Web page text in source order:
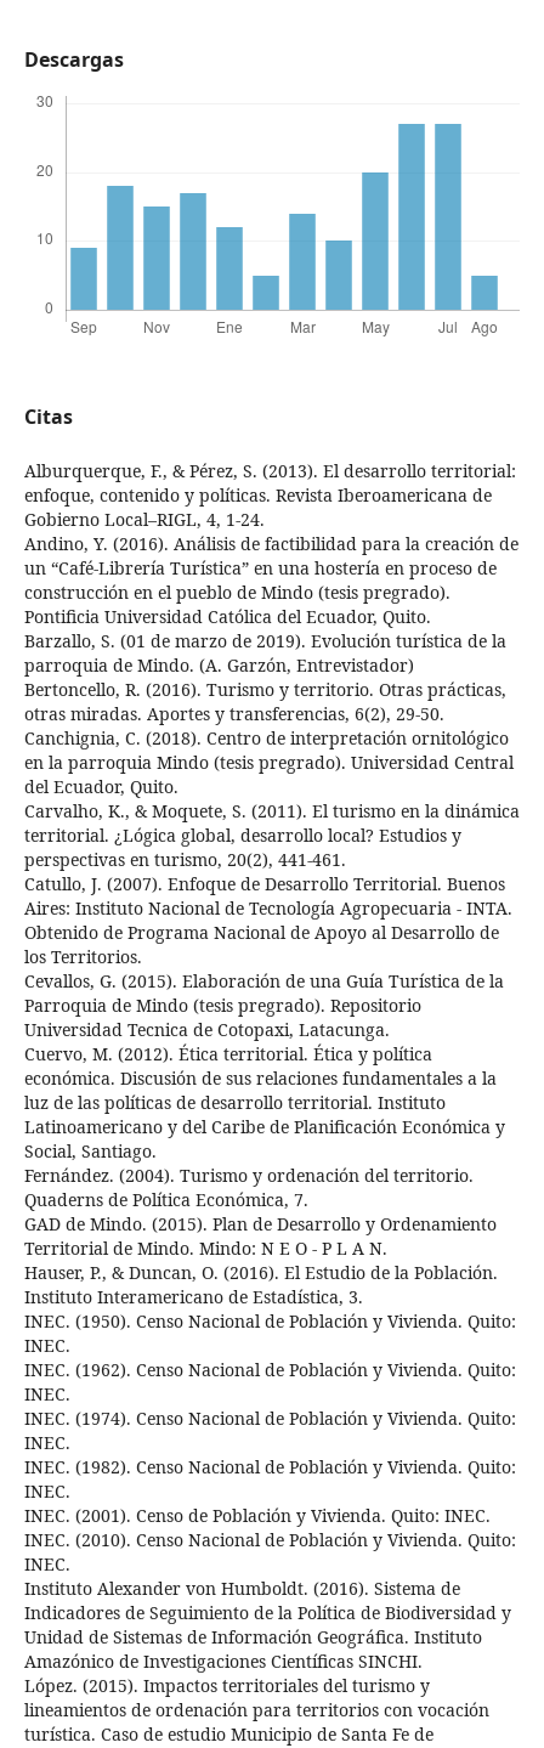
Descargas
Citas
Alburquerque, F., & Pérez, S. (2013). El desarrollo territorial:
enfoque, contenido y políticas. Revista Iberoamericana de
Gobierno Local–RIGL, 4, 1-24.
Andino, Y. (2016). Análisis de factibilidad para la creación de
un “Café-Librería Turística” en una hostería en proceso de
construcción en el pueblo de Mindo (tesis pregrado).
Pontificia Universidad Católica del Ecuador, Quito.
Barzallo, S. (01 de marzo de 2019). Evolución turística de la
parroquia de Mindo. (A. Garzón, Entrevistador)
Bertoncello, R. (2016). Turismo y territorio. Otras prácticas,
otras miradas. Aportes y transferencias, 6(2), 29-50.
Canchignia, C. (2018). Centro de interpretación ornitológico
en la parroquia Mindo (tesis pregrado). Universidad Central
del Ecuador, Quito.
Carvalho, K., & Moquete, S. (2011). El turismo en la dinámica
territorial. ¿Lógica global, desarrollo local? Estudios y
perspectivas en turismo, 20(2), 441-461.
Catullo, J. (2007). Enfoque de Desarrollo Territorial. Buenos
Aires: Instituto Nacional de Tecnología Agropecuaria - INTA.
Obtenido de Programa Nacional de Apoyo al Desarrollo de
los Territorios.
Cevallos, G. (2015). Elaboración de una Guía Turística de la
Parroquia de Mindo (tesis pregrado). Repositorio
Universidad Tecnica de Cotopaxi, Latacunga.
Cuervo, M. (2012). Ética territorial. Ética y política
económica. Discusión de sus relaciones fundamentales a la
luz de las políticas de desarrollo territorial. Instituto
Latinoamericano y del Caribe de Planificación Económica y
Social, Santiago.
Fernández. (2004). Turismo y ordenación del territorio.
Quaderns de Política Económica, 7.
GAD de Mindo. (2015). Plan de Desarrollo y Ordenamiento
Territorial de Mindo. Mindo: N E O - P L A N.
Hauser, P., & Duncan, O. (2016). El Estudio de la Población.
Instituto Interamericano de Estadística, 3.
INEC. (1950). Censo Nacional de Población y Vivienda. Quito:
INEC.
INEC. (1962). Censo Nacional de Población y Vivienda. Quito:
INEC.
INEC. (1974). Censo Nacional de Población y Vivienda. Quito:
INEC.
INEC. (1982). Censo Nacional de Población y Vivienda. Quito:
INEC.
INEC. (2001). Censo de Población y Vivienda. Quito: INEC.
INEC. (2010). Censo Nacional de Población y Vivienda. Quito:
INEC.
Instituto Alexander von Humboldt. (2016). Sistema de
Indicadores de Seguimiento de la Política de Biodiversidad y
Unidad de Sistemas de Información Geográfica. Instituto
Amazónico de Investigaciones Científicas SINCHI.
López. (2015). Impactos territoriales del turismo y
lineamientos de ordenación para territorios con vocación
turística. Caso de estudio Municipio de Santa Fe de